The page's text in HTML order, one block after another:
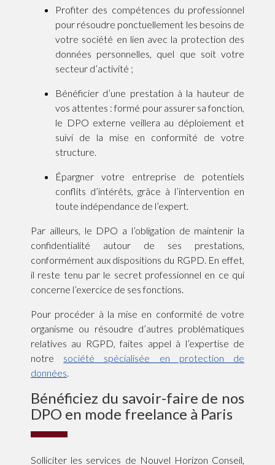
Profiter des compétences du professionnel
pour résoudre ponctuellement les besoins de
votre société en lien avec la protection des
données personnelles, quel que soit votre
secteur d’activité ;
Bénéficier d’une prestation à la hauteur de
vos attentes : formé pour assurer sa fonction,
le DPO externe veillera au déploiement et
suivi de la mise en conformité de votre
structure.
Épargner votre entreprise de potentiels
conflits d’intérêts, grâce à l’intervention en
toute indépendance de l’expert.
Par ailleurs, le DPO a l’obligation de maintenir la
confidentialité autour de ses prestations,
conformément aux dispositions du RGPD. En effet,
il reste tenu par le secret professionnel en ce qui
concerne l’exercice de ses fonctions.
Pour procéder à la mise en conformité de votre
organisme ou résoudre d’autres problématiques
relatives au RGPD, faites appel à l’expertise de
notre société spécialisée en protection de
données.
Bénéficiez du savoir-faire de nos
DPO en mode freelance à Paris
Solliciter les services de Nouvel Horizon Conseil,